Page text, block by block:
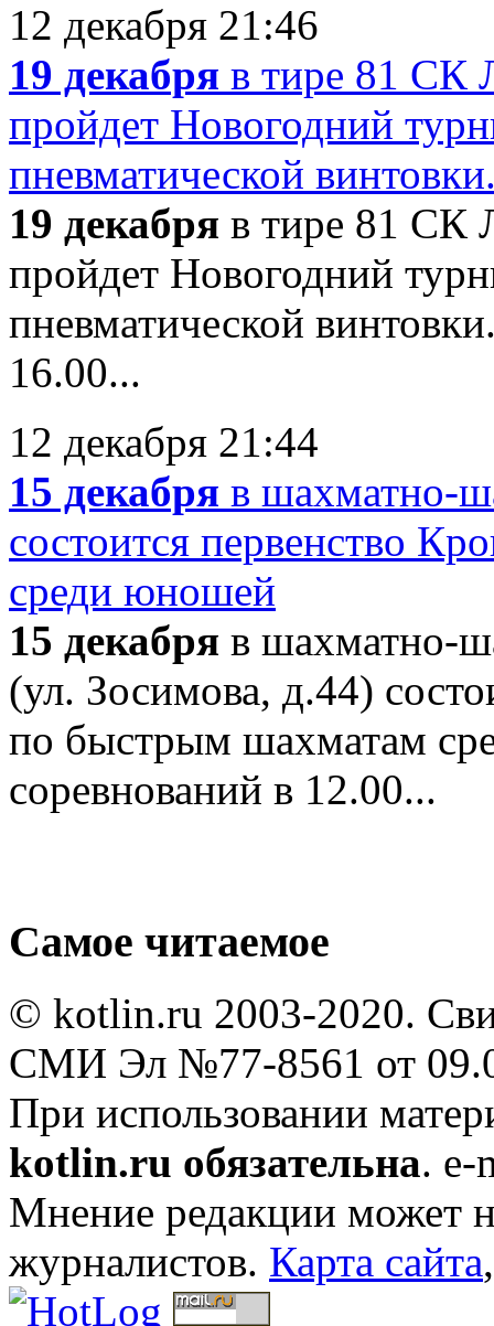
12 декабря 21:46
19 декабря в тире 81 СК
пройдет Новогодний
пневматической
19 декабря в тире 81 СК
пройдет Новогодний
пневматической
16.00...
12 декабря 21:44
15 декабря в шахматно-
состоится первенство
среди юношей
15 декабря в шахматно-
(ул. Зосимова, д.44)
по быстрым шахматам
соревнований в 12.00...
Самое читаемое
© kotlin.ru 2003-2020.
СМИ Эл №77-8561 от
При использовании
kotlin.ru обязательна. e-
Мнение редакции может
журналистов. Карта сайта